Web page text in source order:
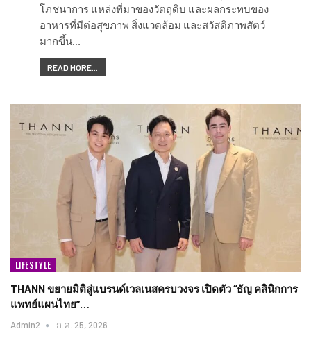
โภชนาการ แหล่งที่มาของวัตถุดิบ และผลกระทบของ
อาหารที่มีต่อสุขภาพ สิ่งแวดล้อม และสวัสดิภาพสัตว์
มากขึ้น…
READ MORE...
LIFESTYLE
THANN ขยายมิติสู่แบรนด์เวลเนสครบวงจร เปิดตัว “ธัญ คลินิกการ
แพทย์แผนไทย”…
Admin2 ก.ค. 25, 2026